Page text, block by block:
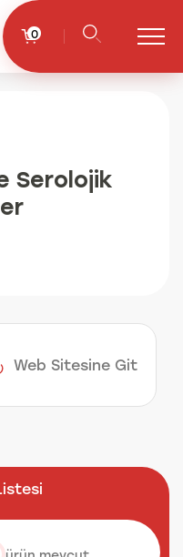
0
Serolojik
Web Sitesine Git